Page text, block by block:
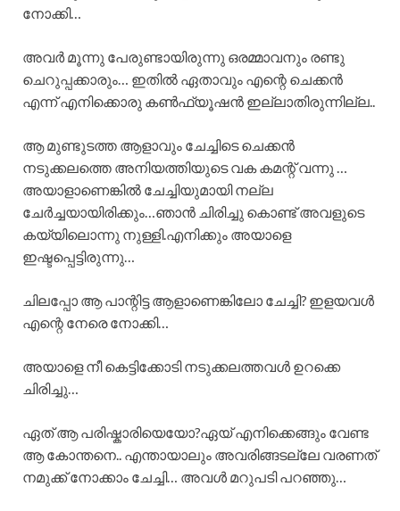
നോക്കി…
അവർ മൂന്നു പേരുണ്ടായിരുന്നു ഒരമ്മാവനും രണ്ടു
ചെറുപ്പക്കാരും… ഇതിൽ ഏതാവും എന്റെ ചെക്കൻ
എന്ന് എനിക്കൊരു കൺഫ്യൂഷൻ ഇല്ലാതിരുന്നില്ല..
ആ മുണ്ടുടത്ത ആളാവും ചേച്ചിടെ ചെക്കൻ
നടുക്കലത്തെ അനിയത്തിയുടെ വക കമന്റ് വന്നു …
അയാളാണെങ്കിൽ ചേച്ചിയുമായി നല്ല
ചേർച്ചയായിരിക്കും…ഞാൻ ചിരിച്ചു കൊണ്ട് അവളുടെ
കയ്യിലൊന്നു നുള്ളി.എനിക്കും അയാളെ
ഇഷ്ടപ്പെട്ടിരുന്നു…
ചിലപ്പോ ആ പാന്റിട്ട ആളാണെങ്കിലോ ചേച്ചി? ഇളയവൾ
എന്റെ നേരെ നോക്കി…
അയാളെ നീ കെട്ടിക്കോടി നടുക്കലത്തവൾ ഉറക്കെ
ചിരിച്ചു…
ഏത് ആ പരിഷ്കാരിയെയോ?ഏയ് എനിക്കെങ്ങും വേണ്ട
ആ കോന്തനെ.. എന്തായാലും അവരിങ്ങടല്ലേ വരണത്
നമുക്ക് നോക്കാം ചേച്ചി… അവൾ മറുപടി പറഞ്ഞു…